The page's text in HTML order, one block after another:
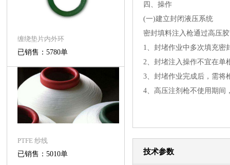
缠绕垫片内外环
已销售：5780单
PTFE 纱线
已销售：5010单
四、操作
(一)建立封闭液压系统
密封填料注入枪通过高压
1、封堵作业中多次填充密
2、封堵注入操作不宜在单
3、封堵作业完成后，需将
4、高压注剂枪不使用期间
技术参数